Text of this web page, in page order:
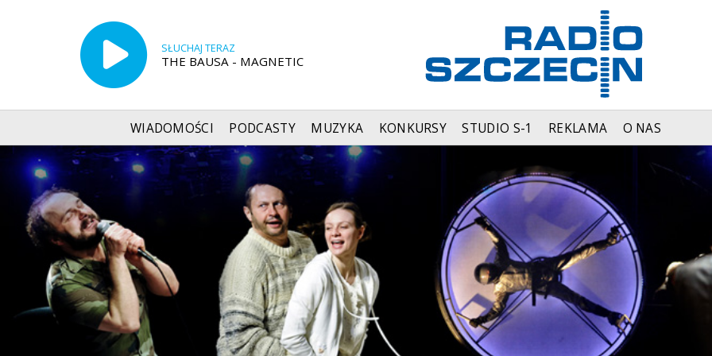
SŁUCHAJ TERAZ
THE BAUSA - MAGNETIC
WIADOMOŚCI PODCASTY MUZYKA KONKURSY STUDIO S-1 REKLAMA O NAS